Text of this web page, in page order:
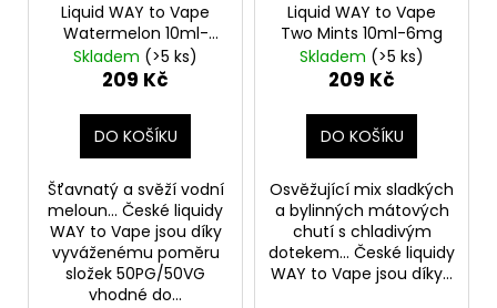
Liquid WAY to Vape
Watermelon 10ml-
0mg
Skladem (>5 ks)
209 Kč
DO KOŠÍKU
Šťavnatý a svěží vodní
meloun... České liquidy
WAY to Vape jsou díky
vyváženému poměru
složek 50PG/50VG
vhodné do...
Liquid WAY to Vape
Two Mints 10ml-6mg
Skladem (>5 ks)
209 Kč
DO KOŠÍKU
Osvěžující mix sladkých
a bylinných mátových
chutí s chladivým
dotekem... České liquidy
WAY to Vape jsou díky...